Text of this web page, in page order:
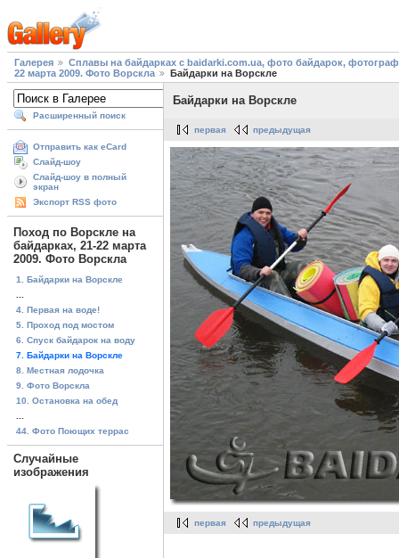
Галерея
Сплавы на байдарках с baidarki.com.ua, фото байдарок,
22 марта 2009. Фото Ворскла
Байдарки на Ворскле
Расширенный поиск
Отправить как eCard
Слайд-шоу
Слайд-шоу в полный
экран
Экспорт RSS фото
Поход по Ворскле на
байдарках, 21-22 марта
2009. Фото Ворскла
1. Байдарки на Ворскле
4. Первая на воде!
5. Проход под мостом
6. Спуск байдарок на воду
7. Байдарки на Ворскле
8. Местная лодочка
9. Фото Ворскла
10. Остановка на обед
44. Фото Поющих террас
Случайные
изображения
Байдарки на Ворскле
первая предыдущая
первая предыдущая